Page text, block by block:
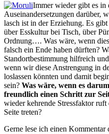
Immer wieder gibt es in
Auseinandersetzungen darüber,
lasch ist in der Erziehung. Es
über Esskultur bei Tisch, über
Ordnung…. Was wäre, wenn
falsch ein Ende haben dürften?
Standortbestimmung hilfreich
wenn wir diese Anstrengung in
loslassen könnten und damit
sein? Was wäre, wenn es
freundlich einen Schritt zur
wieder kehrende Stressfaktor
Seite treten?
Gerne lese ich einen